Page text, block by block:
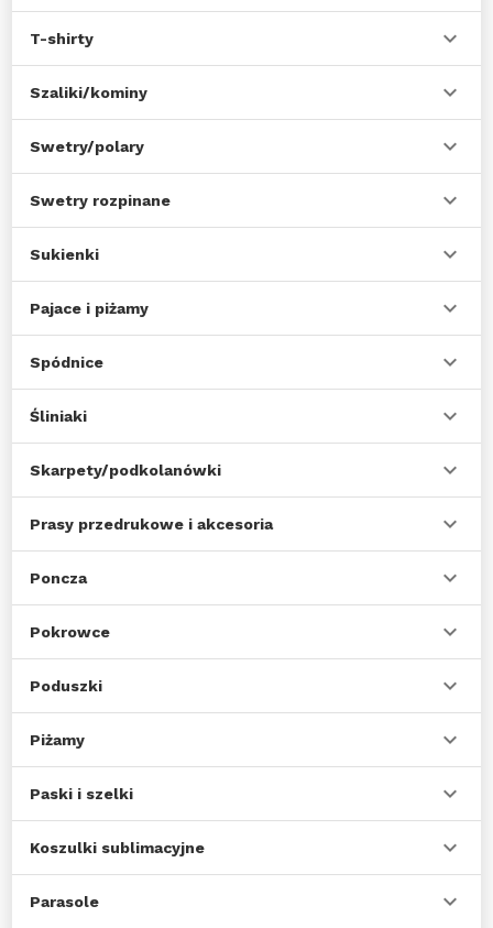
T-shirty
Szaliki/kominy
Swetry/polary
Swetry rozpinane
Sukienki
Pajace i piżamy
Spódnice
Śliniaki
Skarpety/podkolanówki
Prasy przedrukowe i akcesoria
Poncza
Pokrowce
Poduszki
Piżamy
Paski i szelki
Koszulki sublimacyjne
Parasole